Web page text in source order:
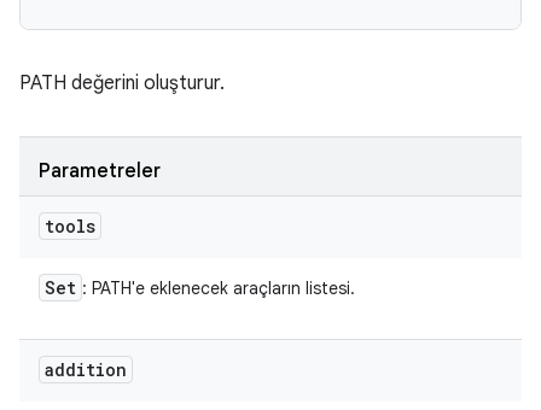
PATH değerini oluşturur.
Parametreler
tools
Set : PATH'e eklenecek araçların listesi.
addition